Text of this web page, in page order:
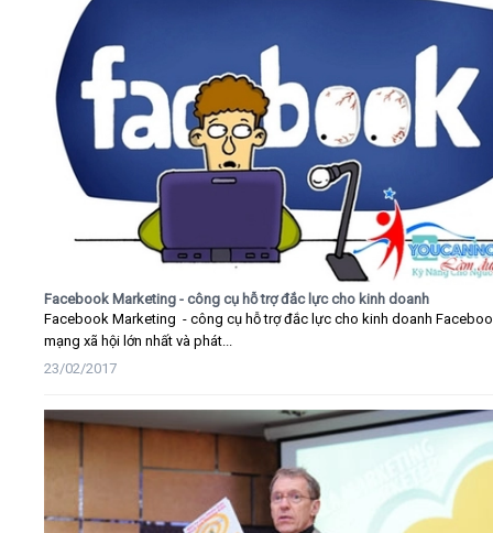
Facebook Marketing - công cụ hỗ trợ đắc lực cho kinh doanh
Facebook Marketing - công cụ hỗ trợ đắc lực cho kinh doanh
mạng xã hội lớn nhất và phát...
23/02/2017